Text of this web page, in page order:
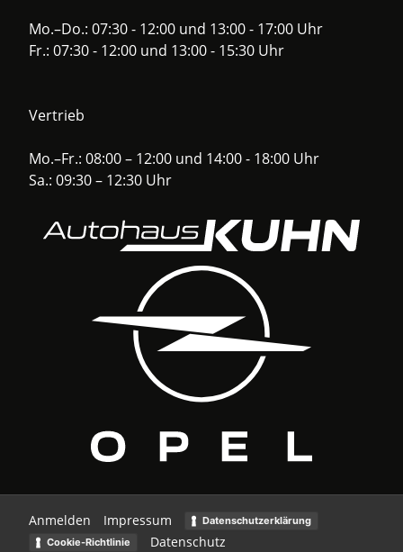
Mo.–Do.: 07:30 - 12:00 und 13:00 - 17:00 Uhr
Fr.: 07:30 - 12:00 und 13:00 - 15:30 Uhr
Vertrieb
Mo.–Fr.: 08:00 – 12:00 und 14:00 - 18:00 Uhr
Sa.: 09:30 – 12:30 Uhr
Anmelden Impressum
Datenschutzerklärung
Cookie-Richtlinie
Datenschutz